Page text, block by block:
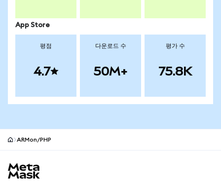
App Store
평점
4.7
다운로드 수
50M+
평가 수
75.8K
ARMon/PHP